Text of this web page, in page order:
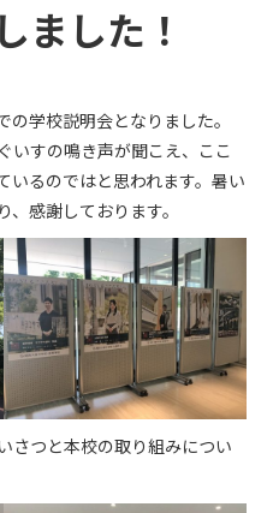
した！
学校説明会となりました。
いすの鳴き声が聞こえ、ここ
いるのではと思われます。暑い
感謝しております。
さつと本校の取り組みについ